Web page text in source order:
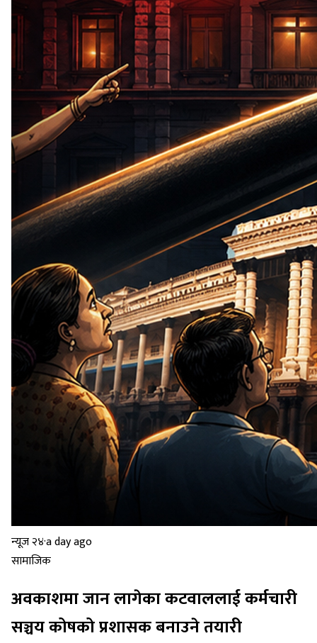
न्यूज २४·a day ago
सामाजिक
अवकाशमा जान लागेका कटवाललाई कर्मचारी
सञ्चय कोषको प्रशासक बनाउने तयारी